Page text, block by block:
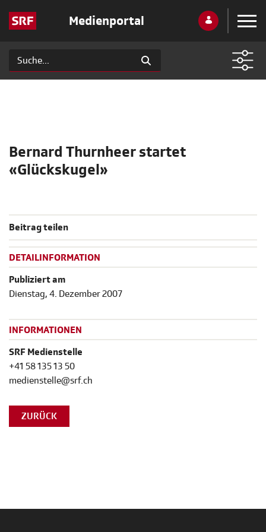
Medienportal
Bernard Thurnheer startet
«Glückskugel»
Beitrag teilen
DETAILINFORMATION
Publiziert am
Dienstag, 4. Dezember 2007
INFORMATIONEN
SRF Medienstelle
+41 58 135 13 50
medienstelle@srf.ch
ZURÜCK